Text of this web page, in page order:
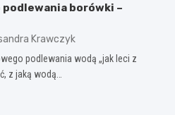
podlewania borówki –
Krawczyk
podlewania wodą „jak leci z
z jaką wodą…